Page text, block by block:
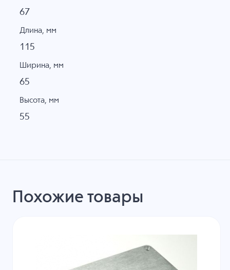
67
Длина, мм
115
Ширина, мм
65
Высота, мм
55
Похожие товары